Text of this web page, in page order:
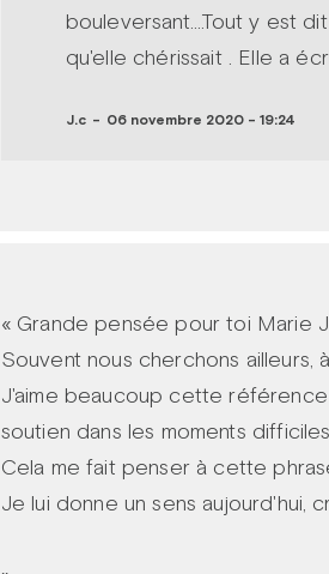
bouleversant....Tout y est
qu'elle chérissait . Elle a
J.c - 06 novembre 2020 - 19:24
« Grande pensée pour toi Marie
Souvent nous cherchons ailleurs,
J'aime beaucoup cette référence
soutien dans les moments
Cela me fait penser à cette
Je lui donne un sens aujourd'hui,